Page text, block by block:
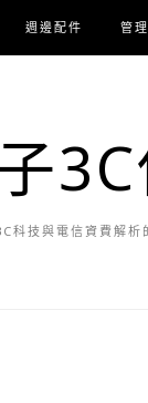
週邊配件 管
科技與電信資費解析